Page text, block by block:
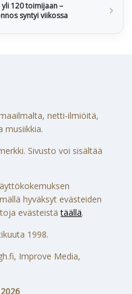
120 toimijaan –
syntyi viikossa
netti-ilmiöitä,
musiikkia.
Sivusto voi sisältää
hyväksyt evästeiden
evästeistätäällä.
1998.
Improve Media,